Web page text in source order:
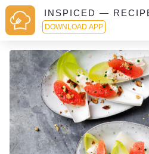
INSPICED —
DOWNLOAD APP